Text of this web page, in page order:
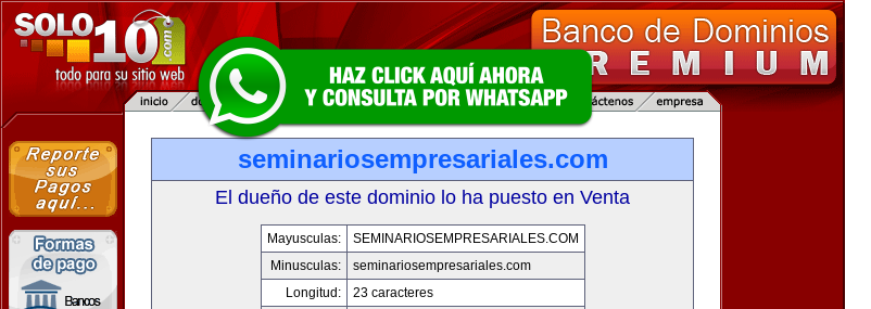
seminariosempresariales.com
El dueño de este dominio lo ha puesto en Venta
Mayusculas:
SEMINARIOSEMPRESARIALES.COM
Minusculas:
seminariosempresariales.com
Longitud:
23 caracteres